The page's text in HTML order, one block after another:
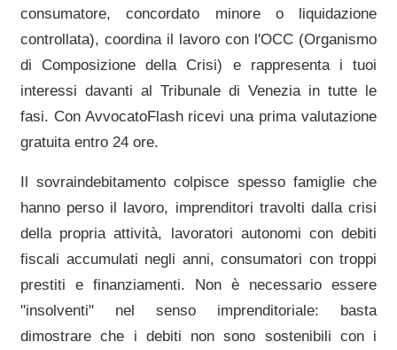
consumatore, concordato minore o liquidazione
controllata), coordina il lavoro con l'OCC (Organismo
di Composizione della Crisi) e rappresenta i tuoi
interessi davanti al Tribunale di Veneziain tutte le
fasi. Con AvvocatoFlash ricevi una prima valutazione
gratuita entro 24 ore.
Il sovraindebitamento colpisce spesso famiglie che
hanno perso il lavoro, imprenditori travolti dalla crisi
della propria attività, lavoratori autonomi con debiti
fiscali accumulati negli anni, consumatori con troppi
prestiti e finanziamenti. Non è necessario essere
"insolventi" nel senso imprenditoriale: basta
dimostrare che i debiti non sono sostenibili con i